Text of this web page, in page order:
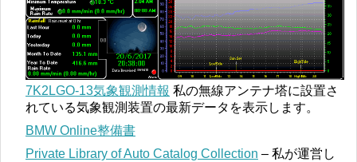
7K2LGO-13気象観測情報 私の無線アンテナ塔に設置さ
れている気象観測装置の最新データを表示します。
BMW Online整備書
Private Library of Auto Catalog Collection – 私が運営し